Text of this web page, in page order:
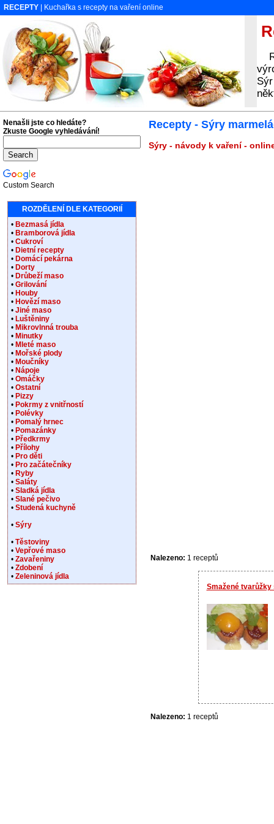
RECEPTY | Kuchařka s recepty na vaření online
Recepty - Sýry
Sýry - návody k vaření -
Nalezeno: 1 receptů
Smažené
Nalezeno: 1 receptů
Nenašli jste co hledáte?
Zkuste Google vyhledávání!
Custom Search
ROZDĚLENÍ DLE KATEGORIÍ
• Bezmasá jídla
• Bramborová jídla
• Cukroví
• Dietní recepty
• Domácí pekárna
• Dorty
• Drůbeží maso
• Grilování
• Houby
• Hovězí maso
• Jiné maso
• Luštěniny
• Mikrovlnná trouba
• Minutky
• Mleté maso
• Mořské plody
• Moučníky
• Nápoje
• Omáčky
• Ostatní
• Pizzy
• Pokrmy z vnitřností
• Polévky
• Pomalý hrnec
• Pomazánky
• Předkrmy
• Přílohy
• Pro děti
• Pro začátečníky
• Ryby
• Saláty
• Sladká jídla
• Slané pečivo
• Studená kuchyně
• Sýry
• Těstoviny
• Vepřové maso
• Zavařeniny
• Zdobení
• Zeleninová jídla